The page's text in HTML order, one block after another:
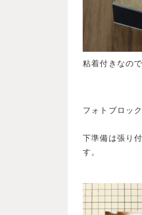
粘着付きなの
フォトブロッ
下準備は張り
す。